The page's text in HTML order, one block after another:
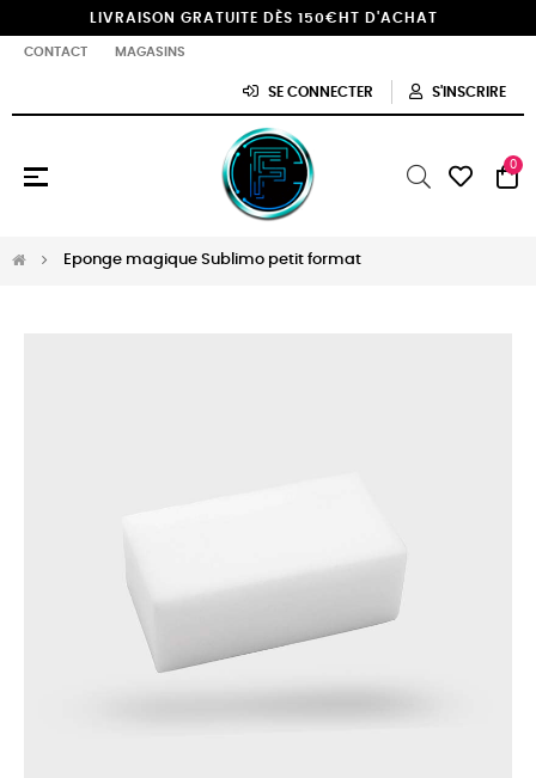
LIVRAISON GRATUITE DÈS 150€HT D'ACHAT
CONTACT MAGASINS
SE CONNECTER S'INSCRIRE
Basculer
☰ 0
Eponge magique Sublimo petit format